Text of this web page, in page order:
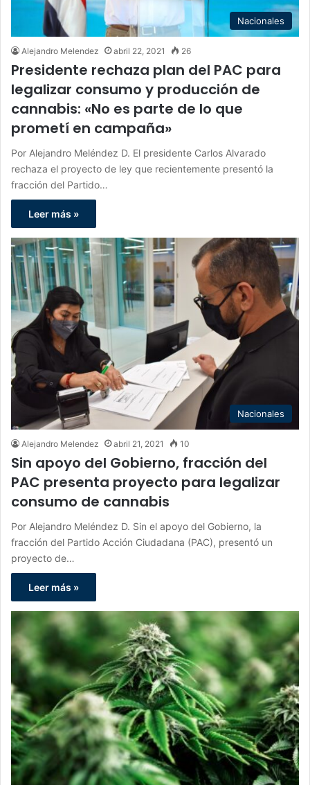
Nacionales
Alejandro Melendez abril 22, 2021 26
Presidente rechaza plan del PAC para
legalizar consumo y producción de
cannabis: «No es parte de lo que
prometí en campaña»
Por Alejandro Meléndez D. El presidente Carlos Alvarado
rechaza el proyecto de ley que recientemente presentó la
fracción del Partido…
Leer más »
Nacionales
Alejandro Melendez abril 21, 2021 10
Sin apoyo del Gobierno, fracción del
PAC presenta proyecto para legalizar
consumo de cannabis
Por Alejandro Meléndez D. Sin el apoyo del Gobierno, la
fracción del Partido Acción Ciudadana (PAC), presentó un
proyecto de…
Leer más »